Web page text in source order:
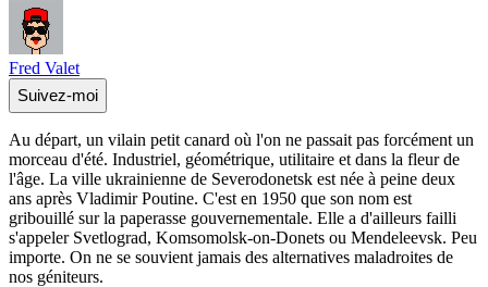
Fred Valet
Suivez-moi
Au départ, un vilain petit canard où l'on ne passait pas forcément un
morceau d'été. Industriel, géométrique, utilitaire et dans la fleur de
l'âge. La ville ukrainienne de Severodonetsk est née à peine deux
ans après Vladimir Poutine. C'est en 1950 que son nom est
gribouillé sur la paperasse gouvernementale. Elle a d'ailleurs failli
s'appeler Svetlograd, Komsomolsk-on-Donets ou Mendeleevsk. Peu
importe. On ne se souvient jamais des alternatives maladroites de
nos géniteurs.